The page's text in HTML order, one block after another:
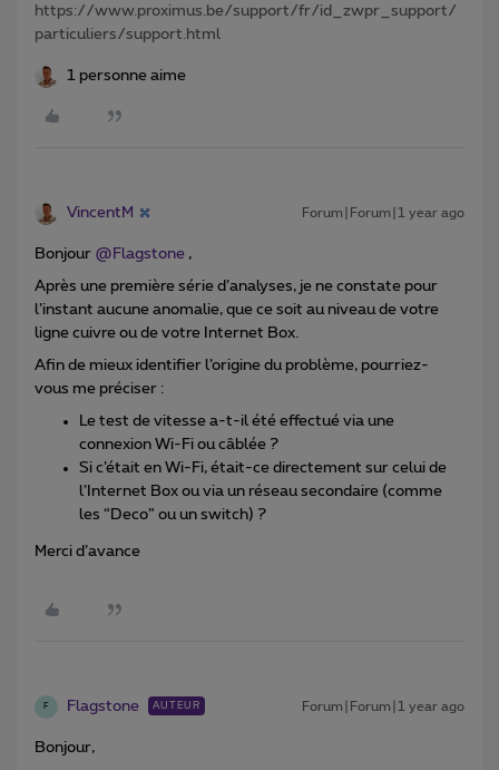
https://www.proximus.be/support/fr/id_zwpr_support/
particuliers/support.html
1 personne aime
VincentM Forum|Forum|1 year ago
Bonjour ​ @Flagstone ,
Après une première série d’analyses, je ne constate pour
l’instant aucune anomalie, que ce soit au niveau de votre
ligne cuivre ou de votre Internet Box.
Afin de mieux identifier l’origine du problème, pourriez-
vous me préciser :
Le test de vitesse a-t-il été effectué via une
connexion Wi-Fi ou câblée ?
Si c’était en Wi-Fi, était-ce directement sur celui de
l’Internet Box ou via un réseau secondaire (comme
les “Deco” ou un switch) ?
Merci d’avance
F Flagstone AUTEUR Forum|Forum|1 year ago
Bonjour,